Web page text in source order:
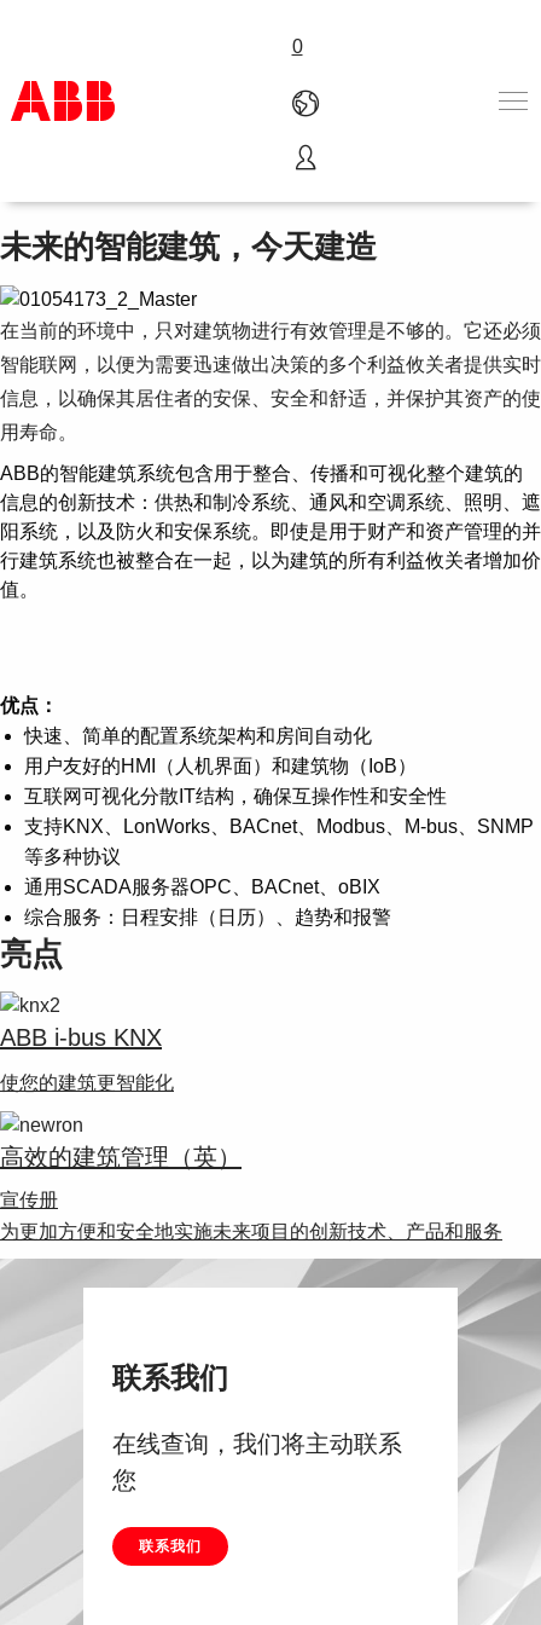
0
产品和解决方案
行业
服务
关于ABB
Where to buy
职业
Suggestions
Products
See more products
0
未来的智能建筑，今天建造
在当前的环境中，只对建筑物进行有效管理是不够的。它还必须
智能联网，以便为需要迅速做出决策的多个利益攸关者提供实时
信息，以确保其居住者的安保、安全和舒适，并保护其资产的使
用寿命。
ABB的智能建筑系统包含用于整合、传播和可视化整个建筑的
信息的创新技术：供热和制冷系统、通风和空调系统、照明、遮
阳系统，以及防火和安保系统。即使是用于财产和资产管理的并
行建筑系统也被整合在一起，以为建筑的所有利益攸关者增加价
值。
优点：
快速、简单的配置系统架构和房间自动化
用户友好的HMI（人机界面）和建筑物（IoB）
互联网可视化分散IT结构，确保互操作性和安全性
支持KNX、LonWorks、BACnet、Modbus、M-bus、SNMP
等多种协议
通用SCADA服务器OPC、BACnet、oBIX
综合服务：日程安排（日历）、趋势和报警
亮点
ABB i-bus KNX
使您的建筑更智能化
高效的建筑管理（英）
宣传册
为更加方便和安全地实施未来项目的创新技术、产品和服务
联系我们
在线查询，我们将主动联系
您
联系我们